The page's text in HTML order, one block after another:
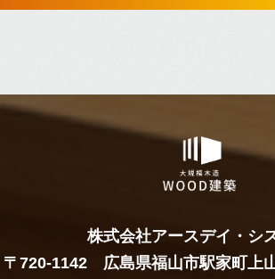
株式会社アースデイ・シ
〒720-1142 広島県福山市駅家町上